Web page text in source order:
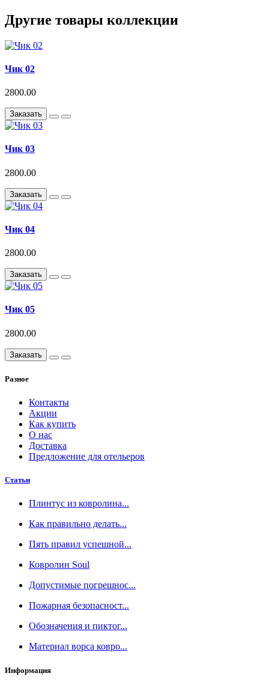
Другие товары коллекции
Чик 02
2800.00
Заказать
Чик 03
2800.00
Заказать
Чик 04
2800.00
Заказать
Чик 05
2800.00
Заказать
Разное
Контакты
Акции
Как купить
О нас
Доставка
Предложение для отельеров
Статьи
Плинтус из ковролина...
Как правильно делать...
Пять правил успешной...
Ковролин Soul
Допустимые погрешнос...
Пожарная безопасност...
Обозначения и пиктог...
Материал ворса ковро...
Информация